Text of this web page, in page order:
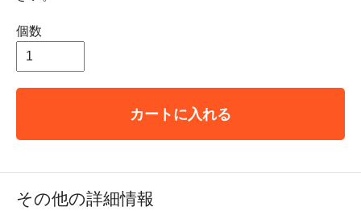
個数
カートに入れる
その他の詳細情報